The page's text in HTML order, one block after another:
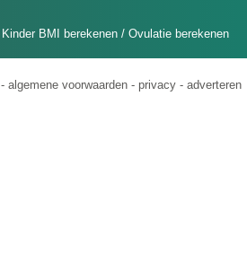
Kinder BMI berekenen / Ovulatie berekenen
- algemene voorwaarden - privacy - adverteren